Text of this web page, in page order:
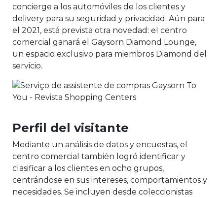
concierge a los automóviles de los clientes y
delivery para su seguridad y privacidad. Aún para
el 2021, está prevista otra novedad: el centro
comercial ganará el Gaysorn Diamond Lounge,
un espacio exclusivo para miembros Diamond del
servicio.
Perfil del visitante
Mediante un análisis de datos y encuestas, el
centro comercial también logró identificar y
clasificar a los clientes en ocho grupos,
centrándose en sus intereses, comportamientos y
necesidades. Se incluyen desde coleccionistas